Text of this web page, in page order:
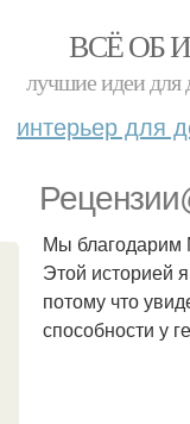
ВСЁ ОБ
лучшие идеи для
интерьер для
Мы благодарим
Этой историей
потому что
способности у